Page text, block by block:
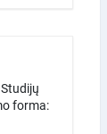
forma: